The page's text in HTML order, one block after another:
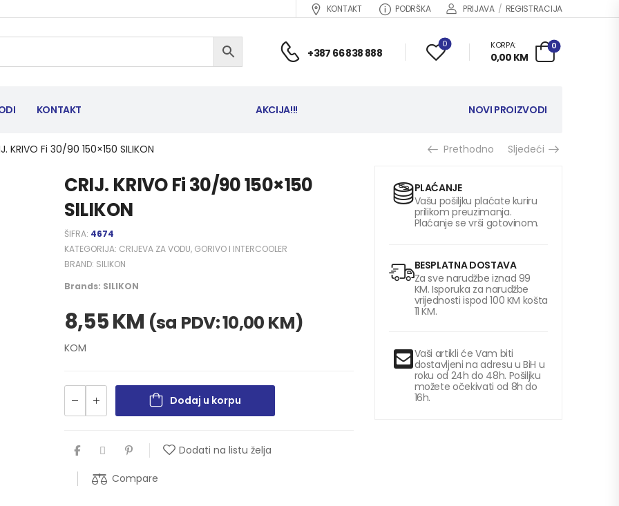
KONTAKT PODRŠKA PRIJAVA / REGISTRACIJA
+387 66 838 888
0 KORPA:
0,00 KM
0
KONTAKT AKCIJA!!! NOVI PROIZVODI
KRIVO Fi 30/90 150×150 SILIKON Prethodno Sljedeći
CRIJ. KRIVO Fi 30/90 150×150
SILIKON
ŠIFRA: 4674
KATEGORIJA: CRIJEVA ZA VODU, GORIVO I INTERCOOLER
BRAND: SILIKON
Brands: SILIKON
8,55KM (sa PDV:10,00 KM)
KOM
Dodaj u korpu
Dodati na listu želja
Compare
PLAĆANJE
Vašu pošiljku plaćate kuriru
prilikom preuzimanja.
Plaćanje se vrši gotovinom.
BESPLATNA DOSTAVA
Za sve narudžbe iznad 99
KM. Isporuka za narudžbe
vrijednosti ispod 100 KM košta
11 KM.
Vaši artikli će Vam biti
dostavljeni na adresu u BiH u
roku od 24h do 48h. Pošiljku
možete očekivati od 8h do
16h.